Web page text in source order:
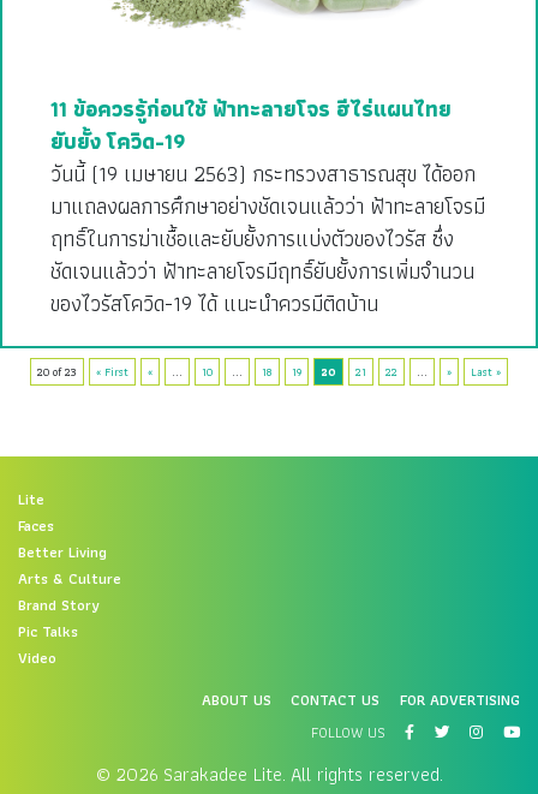
11 ข้อควรรู้ก่อนใช้ ฟ้าทะลายโจร ฮีไร่แผนไทย
ยับยั้ง โควิด-19
วันนี้ (19 เมษายน 2563) กระทรวงสาธารณสุข ได้ออก
มาแถลงผลการศึกษาอย่างชัดเจนแล้วว่า ฟ้าทะลายโจรมี
ฤทธิ์ในการฆ่าเชื้อและยับยั้งการแบ่งตัวของไวรัส ซึ่ง
ชัดเจนแล้วว่า ฟ้าทะลายโจรมีฤทธิ์ยับยั้งการเพิ่มจำนวน
ของไวรัสโควิด-19 ได้ แนะนำควรมีติดบ้าน
20 of 23 « First « ... 10 ... 18 19 20 21 22 ... » Last »
Lite
Faces
Better Living
Arts & Culture
Brand Story
Pic Talks
Video
ABOUT US
CONTACT US
FOR ADVERTISING
FOLLOW US
© 2026 Sarakadee Lite. All rights reserved.